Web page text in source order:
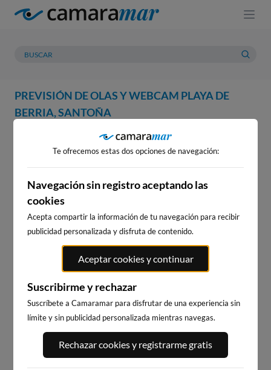
PREVISIÓN DE OLAS Y WEBCAM PLAYA DE
BERRIA, SANTOÑA
PREVISIÓN METEOROLOGÍA
WEBCAM PLAYA DE BERRIA,
SANTOÑA
WEBCAMS CERCANAS
1km · Noja
0.5 m CHOPI
PLAYA DE EL RIS
0.5 m CHOPI
Te ofrecemos estas dos opciones de navegación:
Navegación sin registro aceptando las
cookies
Acepta compartir la información de tu navegación para recibir
publicidad personalizada y disfruta de contenido.
Aceptar cookies y continuar
Suscribirme y rechazar
Suscríbete a Camaramar para disfrutar de una experiencia sin
límite y sin publicidad personalizada mientras navegas.
Rechazar cookies y registrarme gratis